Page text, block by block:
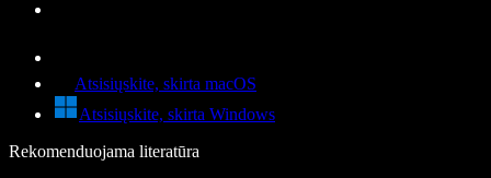
Atsisiųskite, skirta macOS
Atsisiųskite, skirta Windows
Rekomenduojama literatūra